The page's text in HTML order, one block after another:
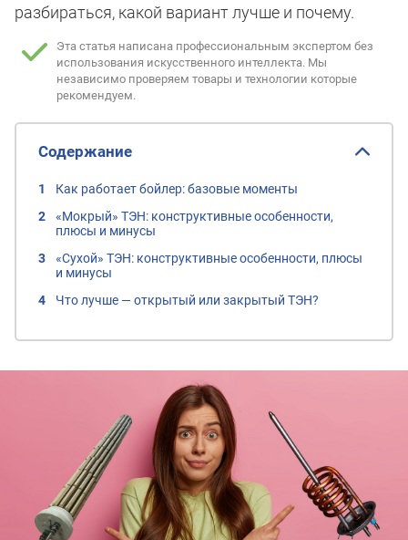
разбираться, какой вариант лучше и почему.
Эта статья написана профессиональным экспертом без
использования искусственного интеллекта. Мы
независимо проверяем товары и технологии которые
рекомендуем.
Содержание
Как работает бойлер: базовые моменты
«Мокрый» ТЭН: конструктивные особенности,
плюсы и минусы
«Сухой» ТЭН: конструктивные особенности, плюсы
и минусы
Что лучше — открытый или закрытый ТЭН?